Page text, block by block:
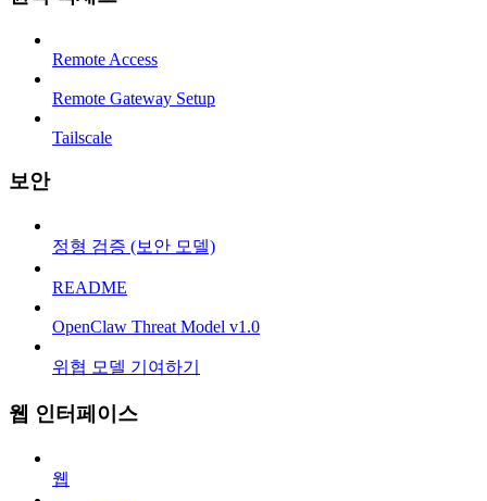
Remote Access
Remote Gateway Setup
Tailscale
보안
정형 검증 (보안 모델)
README
OpenClaw Threat Model v1.0
위협 모델 기여하기
웹 인터페이스
웹